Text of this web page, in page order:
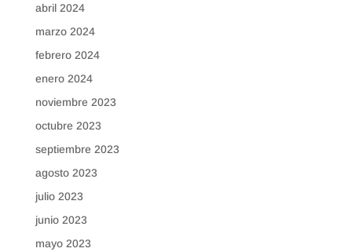
abril 2024
marzo 2024
febrero 2024
enero 2024
noviembre 2023
octubre 2023
septiembre 2023
agosto 2023
julio 2023
junio 2023
mayo 2023